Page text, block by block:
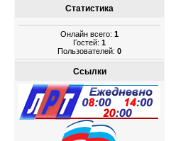
Статистика
Онлайн всего: 1
Гостей: 1
Пользователей: 0
Ссылки